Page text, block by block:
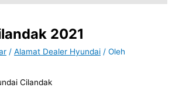
2021
/Alamat Dealer Hyundai / Oleh